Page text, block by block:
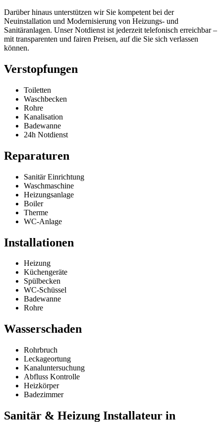
Darüber hinaus unterstützen wir Sie kompetent bei der
Neuinstallation und Modernisierung von Heizungs- und
Sanitäranlagen. Unser Notdienst ist jederzeit telefonisch erreichbar –
mit transparenten und fairen Preisen, auf die Sie sich verlassen
können.
Verstopfungen
Toiletten
Waschbecken
Rohre
Kanalisation
Badewanne
24h Notdienst
Reparaturen
Sanitär Einrichtung
Waschmaschine
Heizungsanlage
Boiler
Therme
WC-Anlage
Installationen
Heizung
Küchengeräte
Spülbecken
WC-Schüssel
Badewanne
Rohre
Wasserschaden
Rohrbruch
Leckageortung
Kanaluntersuchung
Abfluss Kontrolle
Heizkörper
Badezimmer
Sanitär & Heizung Installateur in